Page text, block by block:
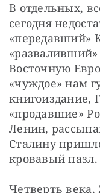
В отдельных,
сегодня
«передавший»
Восточную
«чуждое» нам
книгоиздание,
«продавшие»
Ленин,
Сталину
кровавый пазл.
Четверть века,